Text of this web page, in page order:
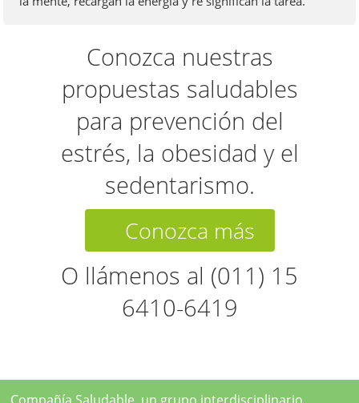
Conozca nuestras
propuestas saludables
para prevención del
estrés, la obesidad y el
sedentarismo.
Conozca más
O llámenos al (011) 15
6410-6419